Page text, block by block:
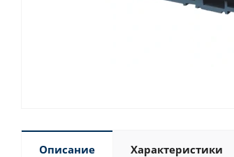
Описание Характеристики